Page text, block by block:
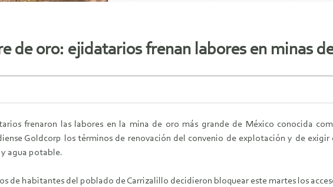
de oro: ejidatarios frenan labores en minas
frenaron las labores en la mina de oro más grande de México conocida
Goldcorp los términos de renovación del convenio de explotación y de
y agua potable.
de habitantes del poblado de Carrizalillo decidieron bloquear este martes los